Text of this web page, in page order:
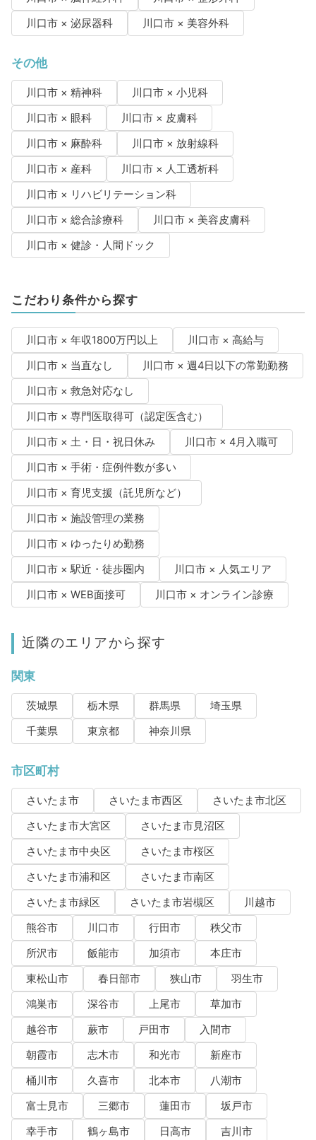
川口市 × 泌尿器科
川口市 × 美容外科
その他
川口市 × 精神科
川口市 × 小児科
川口市 × 眼科
川口市 × 皮膚科
川口市 × 麻酔科
川口市 × 放射線科
川口市 × 産科
川口市 × 人工透析科
川口市 × リハビリテーション科
川口市 × 総合診療科
川口市 × 美容皮膚科
川口市 × 健診・人間ドック
こだわり条件から探す
川口市 × 年収1800万円以上
川口市 × 高給与
川口市 × 当直なし
川口市 × 週4日以下の常勤勤務
川口市 × 救急対応なし
川口市 × 専門医取得可（認定医含む）
川口市 × 土・日・祝日休み
川口市 × 4月入職可
川口市 × 手術・症例件数が多い
川口市 × 育児支援（託児所など）
川口市 × 施設管理の業務
川口市 × ゆったりめ勤務
川口市 × 駅近・徒歩圏内
川口市 × 人気エリア
川口市 × WEB面接可
川口市 × オンライン診療
近隣のエリアから探す
関東
茨城県 栃木県 群馬県
埼玉県
千葉県
東京都 神奈川県
市区町村
さいたま市 さいたま市西区
さいたま市北区
さいたま市大宮区
さいたま市見沼区
さいたま市中央区
さいたま市桜区
さいたま市浦和区
さいたま市南区
さいたま市緑区
さいたま市岩槻区
川越市
熊谷市
川口市 行田市
秩父市
所沢市
飯能市 加須市
本庄市
東松山市
春日部市 狭山市
羽生市
鴻巣市
深谷市 上尾市
草加市
越谷市
蕨市 戸田市
入間市
朝霞市
志木市 和光市
新座市
桶川市
久喜市 北本市
八潮市
富士見市
三郷市 蓮田市
坂戸市
幸手市
鶴ヶ島市 日高市
吉川市